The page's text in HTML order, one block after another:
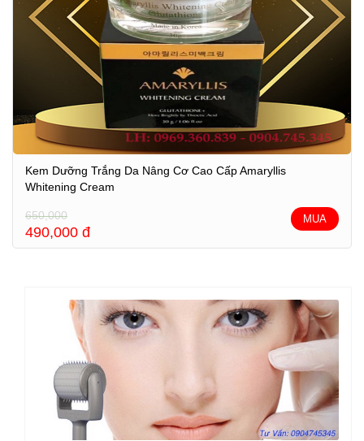
Kem Dưỡng Trắng Da Nâng Cơ Cao Cấp Amaryllis
Whitening Cream
650,000
490,000 đ
MUA